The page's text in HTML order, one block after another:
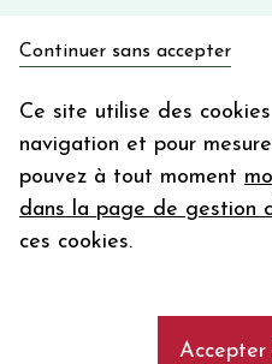
Continuer sans accepter
Ce site utilise des
navigation et pour
pouvez à tout moment
dans la page de gestion
ces cookies.
en
Votre
email
En m’abonnant,